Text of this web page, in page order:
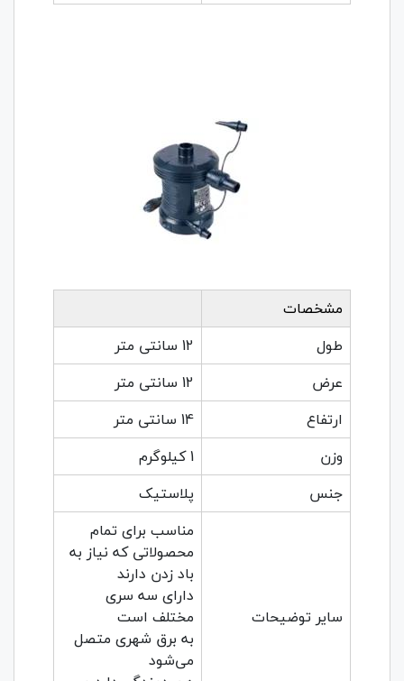
مشخصات
طول
12 سانتی متر
عرض
12 سانتی متر
ارتفاع
14 سانتی متر
وزن
1 کیلوگرم
جنس
پلاستیک
سایر توضیحات
مناسب برای تمام
محصولاتی که نیاز به
باد زدن دارند
دارای سه سری
مختلف است
به برق شهری متصل
می‌شود